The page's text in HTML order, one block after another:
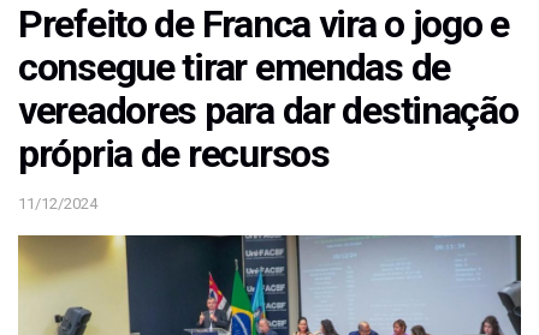
Prefeito de Franca vira o jogo e
consegue tirar emendas de
vereadores para dar destinação
própria de recursos
11/12/2024